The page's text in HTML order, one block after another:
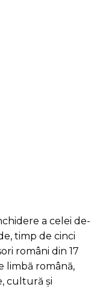
a celei de-
timp de cinci
români din 17
limbă română,
cultură și